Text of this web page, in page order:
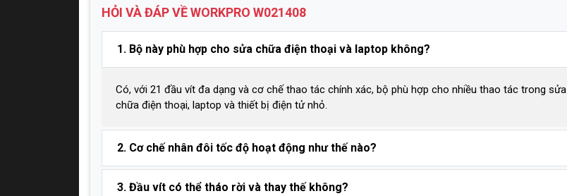
HỎI VÀ ĐÁP VỀ WORKPRO W021408
1. Bộ này phù hợp cho sửa chữa điện thoại và laptop không?
Có, với 21 đầu vít đa dạng và cơ chế thao tác chính xác, bộ phù hợp cho nhiều thao tác trong sửa
chữa điện thoại, laptop và thiết bị điện tử nhỏ.
2. Cơ chế nhân đôi tốc độ hoạt động như thế nào?
3. Đầu vít có thể tháo rời và thay thế không?